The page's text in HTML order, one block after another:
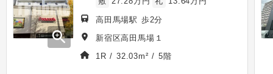
zoom_in
高田馬場駅 歩2分
新宿区高田馬場１
1R / 32.03m² / 5階